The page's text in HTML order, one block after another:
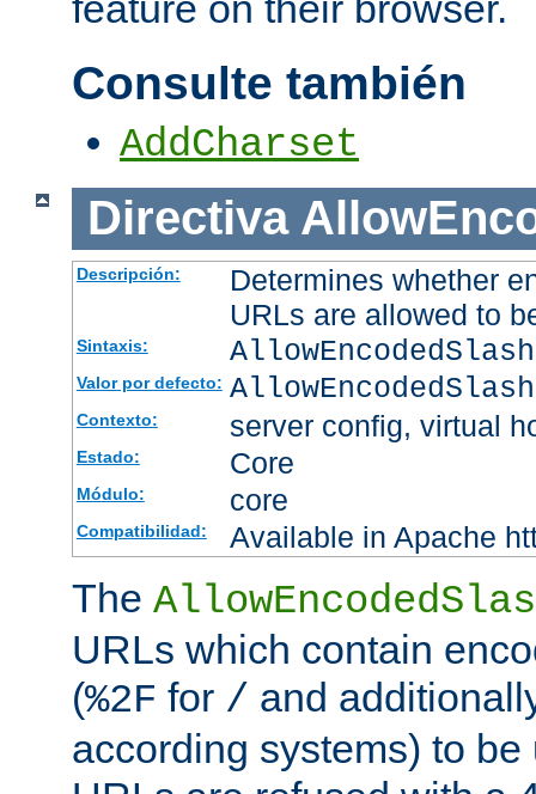
Consulte también
AddCharset
Directiva
Descripción:
Determines whether
URLs are allowed to
Sintaxis:
Valor por defecto:
Contexto: server config, virtual
Estado: Core
Módulo: core
Compatibilidad: Available in Apache
The
URLs which contain
(%2F for / and
according systems) to